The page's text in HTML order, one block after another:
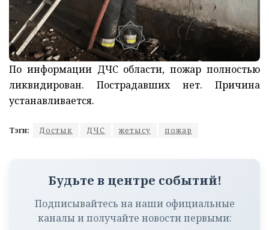
По информации ДЧС области, пожар полностью
ликвидирован. Пострадавших нет.
Причина
устанавливается.
Тэги: Достык ДЧС жетысу пожар
Будьте в центре событий!
Подписывайтесь на наши официальные
каналы и получайте новости первыми: